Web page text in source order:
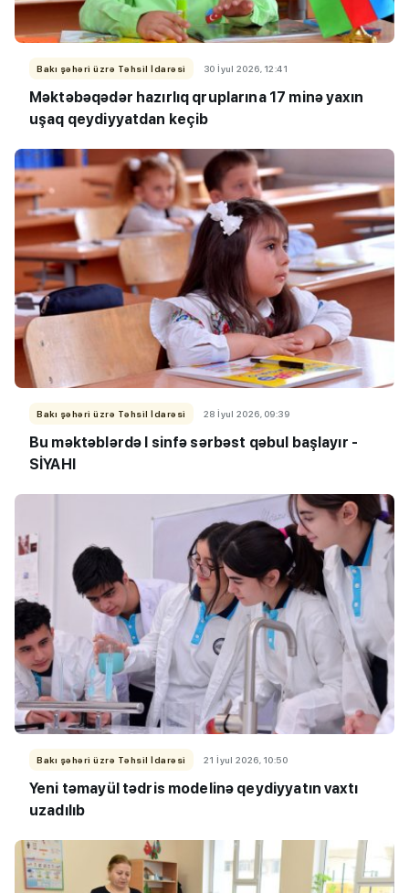
Bakı şəhəri üzrə Təhsil İdarəsi 30 İyul 2026, 12:41
Məktəbəqədər hazırlıq qruplarına 17 minə yaxın
uşaq qeydiyyatdan keçib
Bakı şəhəri üzrə Təhsil İdarəsi 28 İyul 2026, 09:39
Bu məktəblərdə I sinfə sərbəst qəbul başlayır -
SİYAHI
Bakı şəhəri üzrə Təhsil İdarəsi 21 İyul 2026, 10:50
Yeni təmayül tədris modelinə qeydiyyatın vaxtı
uzadılıb